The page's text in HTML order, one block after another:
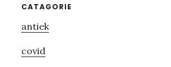
Primary
Sidebar
CATAGORIE
antiek
covid